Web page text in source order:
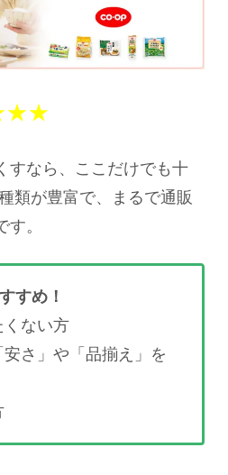
すなら、ここだけでも十
類が豊富で、まるで通販
。
すめ！
ない方
さ」や「品揃え」を